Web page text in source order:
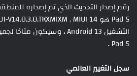
Pad 5 .
سجل التغيير العالمي